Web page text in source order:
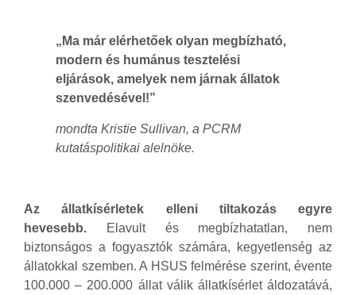
„Ma már elérhetőek olyan megbízható,
modern és humánus tesztelési
eljárások, amelyek nem járnak állatok
szenvedésével!”
mondta Kristie Sullivan, a PCRM
kutatáspolitikai alelnöke.
Az állatkísérletek elleni tiltakozás egyre
hevesebb. Elavult és megbízhatatlan, nem
biztonságos a fogyasztók számára, kegyetlenség az
állatokkal szemben. A HSUS felmérése szerint, évente
100.000 – 200.000 állat válik állatkísérlet áldozatává,